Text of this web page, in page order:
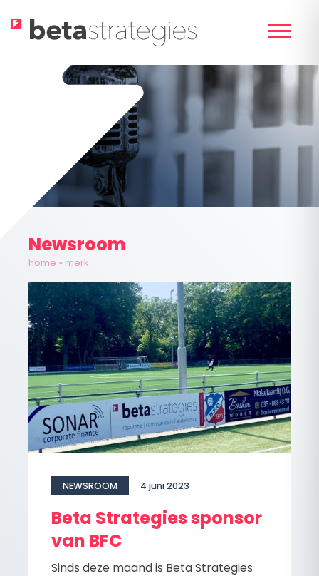
Newsroom
home » merk
NEWSROOM 4 juni 2023
Beta Strategies sponsor
van BFC
Sinds deze maand is Beta Strategies